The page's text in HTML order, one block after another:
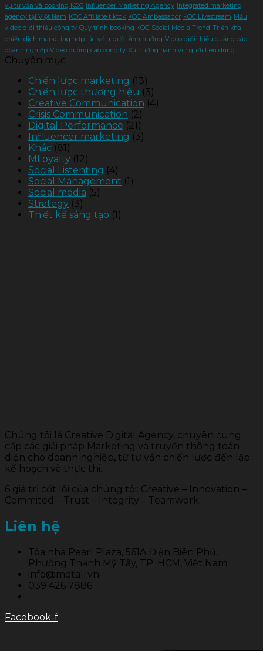
vụ tư vấn và booking KOC
Influencer Marketing Agency
Integrated marketing
agency tại Việt Nam KOC Affiliate tiktok KOC Ambassador KOC Livestream Mẫu
video giới thiệu công ty Quy trình booking KOC Social Media Trend Triển khai
chiến dịch marketing hợp tác với người ảnh hưởng Video giới thiệu quảng cáo
doanh nghiệp Video quảng cáo công ty Xu hướng hành vi người tiêu dùng
Chuyên mục
Chiến lược marketing (13)
Chiến lược thương hiệu (3)
Creative Communication (4)
Crisis Communication (2)
Digital Performance (21)
Influencer marketing (3)
Khác (81)
MLoyalty (12)
Social Listenting (4)
Social Management (1)
Social media (5)
Strategy (3)
Thiết kế sáng tạo (1)
Chúng tôi là Creative Digital Agency, chuyên cung
cấp các giải pháp Marketing và truyền thông toàn
diện cho doanh nghiệp, từ tư vấn chiến lược đến lập
kế hoạch và thực thi.
6 giá trị cốt lõi của chúng tôi: Creative – Innovation –
Commited – Trust – Integrity – Teamwork.
Liên hệ
Tòa nhà Pearl Plaza, 561A Điện Biên Phủ,
Phường Thạnh Mỹ Tây, TP. HCM, Việt Nam
info@metall.vn
039 426 7886
Facebook-f